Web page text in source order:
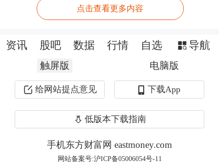
今年以来，黄金价格一直呈上涨趋势，
伦敦现货黄金在前三季度的涨幅接近
30%。
金价还有上升空间，金店却面临倒闭
尽管金价已大幅上升，华尔街仍看好其
点击查看更多内容
资讯 股吧 数据 行情 自选 导航
触屏版 电脑版
给网站提点意见 下载App
低版本下载指南
手机东方财富网 eastmoney.com
网站备案号:沪ICP备05006054号-11